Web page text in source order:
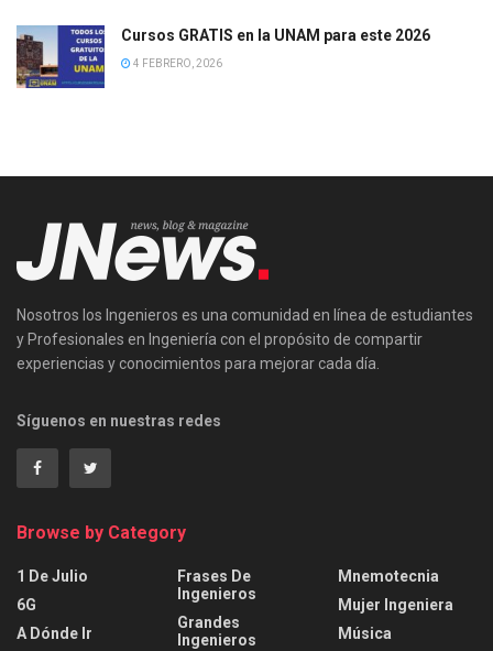
Cursos GRATIS en la UNAM para este 2026
4 FEBRERO, 2026
Nosotros los Ingenieros es una comunidad en línea de estudiantes
y Profesionales en Ingeniería con el propósito de compartir
experiencias y conocimientos para mejorar cada día.
Síguenos en nuestras redes
Browse by Category
1 De Julio
6G
A Dónde Ir
Frases De
Ingenieros
Grandes
Ingenieros
Mnemotecnia
Mujer Ingeniera
Música